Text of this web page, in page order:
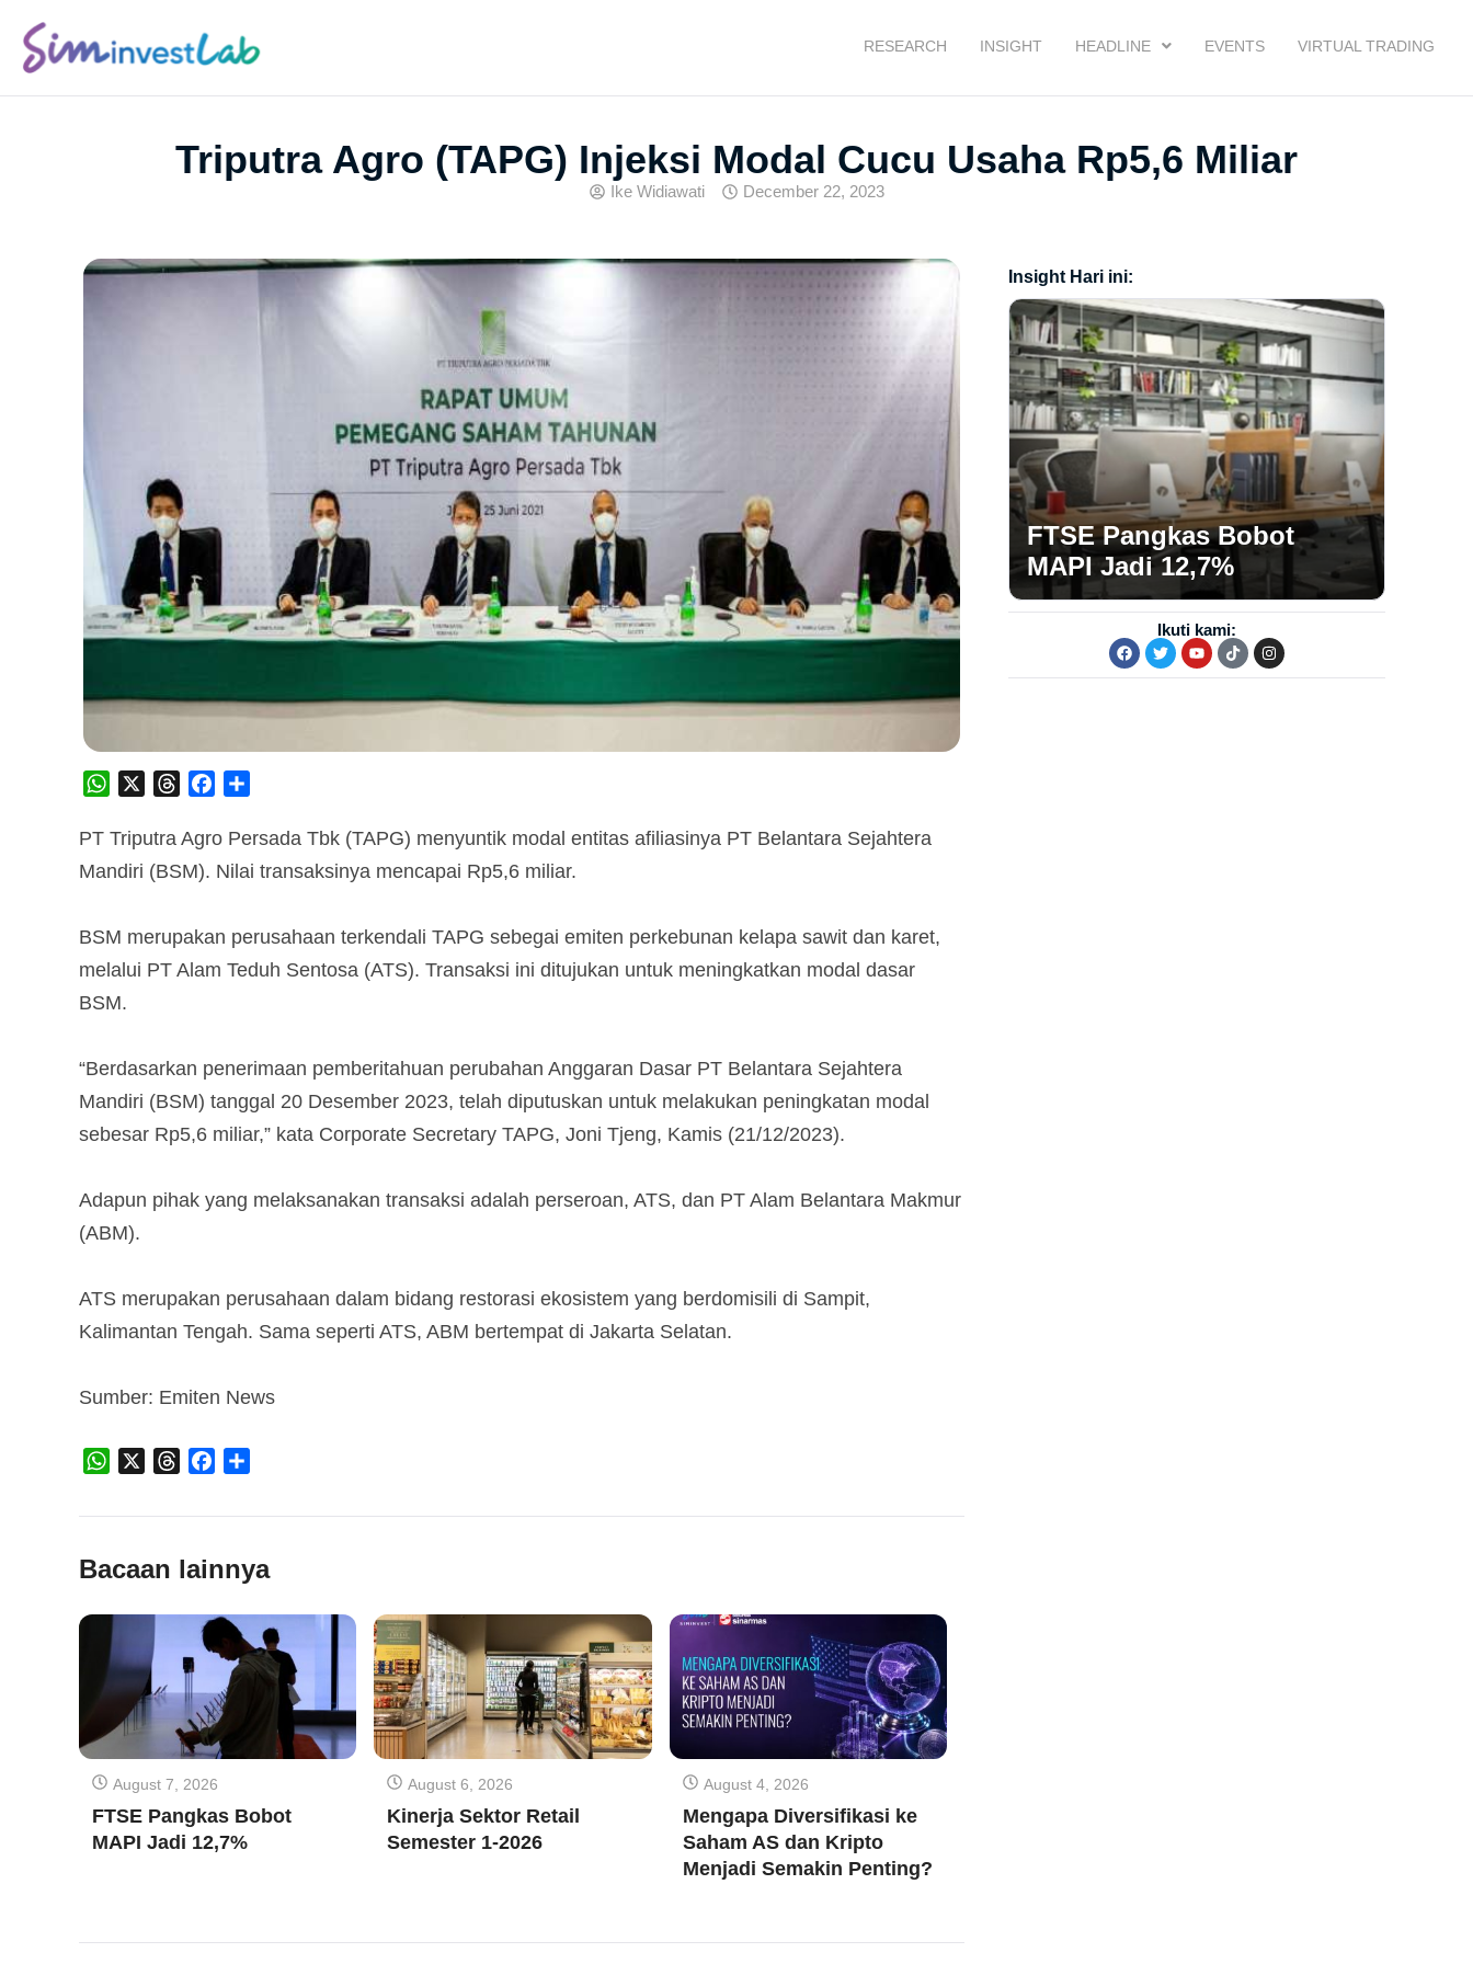
RESEARCH INSIGHT HEADLINE EVENTS VIRTUAL TRADING
Triputra Agro (TAPG) Injeksi Modal Cucu Usaha Rp5,6 Miliar
Ike Widiawati December 22, 2023
WhatsApp ThreadsFacebook
PT Triputra Agro Persada Tbk (TAPG) menyuntik modal entitas afiliasinya PT Belantara Sejahtera
Mandiri (BSM). Nilai transaksinya mencapai Rp5,6 miliar.
BSM merupakan perusahaan terkendali TAPG sebegai emiten perkebunan kelapa sawit dan karet,
melalui PT Alam Teduh Sentosa (ATS). Transaksi ini ditujukan untuk meningkatkan modal dasar
BSM.
“Berdasarkan penerimaan pemberitahuan perubahan Anggaran Dasar PT Belantara Sejahtera
Mandiri (BSM) tanggal 20 Desember 2023, telah diputuskan untuk melakukan peningkatan modal
sebesar Rp5,6 miliar,” kata Corporate Secretary TAPG, Joni Tjeng, Kamis (21/12/2023).
Adapun pihak yang melaksanakan transaksi adalah perseroan, ATS, dan PT Alam Belantara Makmur
(ABM).
ATS merupakan perusahaan dalam bidang restorasi ekosistem yang berdomisili di Sampit,
Kalimantan Tengah. Sama seperti ATS, ABM bertempat di Jakarta Selatan.
Sumber: Emiten News
WhatsApp ThreadsFacebook
Bacaan lainnya
August 7, 2026
FTSE Pangkas Bobot
MAPI Jadi 12,7%
August 6, 2026
Kinerja Sektor Retail
Semester 1-2026
August 4, 2026
Mengapa Diversifikasi ke
Saham AS dan Kripto
Menjadi Semakin Penting?
Insight Hari ini:
FTSE Pangkas Bobot
MAPI Jadi 12,7%
Ikuti kami: